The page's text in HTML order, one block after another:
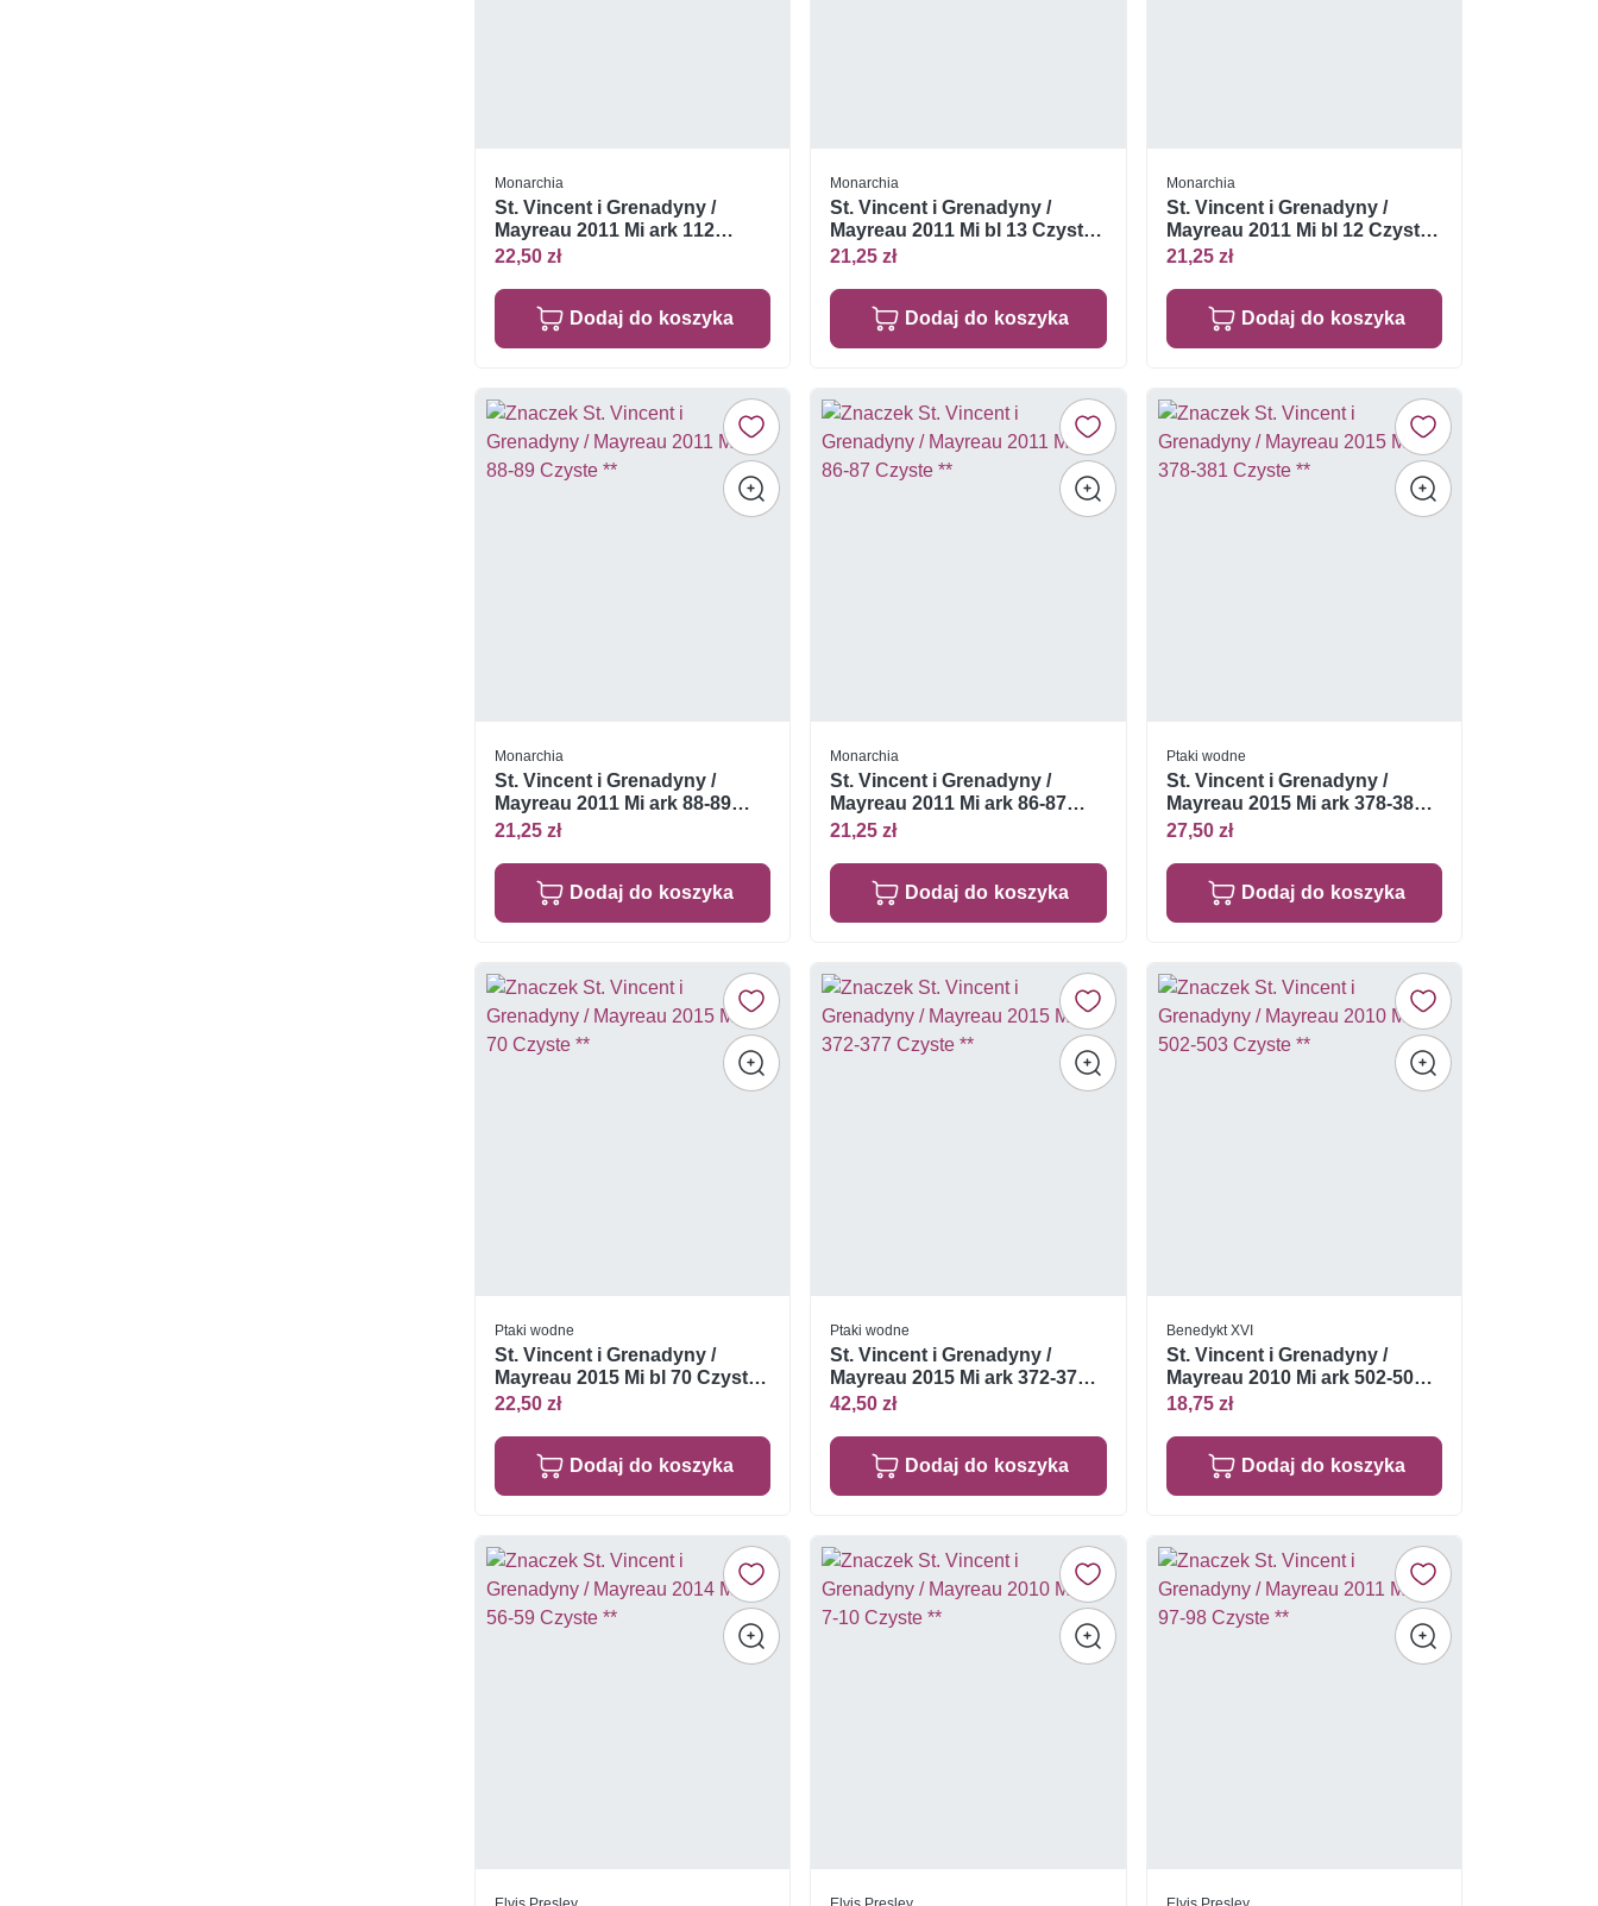
Monarchia
St. Vincent i Grenadyny /
Mayreau 2011 Mi ark 112
Czyste **
22,50 zł
Dodaj do koszyka
Monarchia
St. Vincent i Grenadyny /
Mayreau 2011 Mi bl 13 Czyste
**
21,25 zł
Dodaj do koszyka
Monarchia
St. Vincent i Grenadyny /
Mayreau 2011 Mi bl 12 Czyste
**
21,25 zł
Dodaj do koszyka
Monarchia
St. Vincent i Grenadyny /
Mayreau 2011 Mi ark 88-89
Czyste **
21,25 zł
Dodaj do koszyka
Monarchia
St. Vincent i Grenadyny /
Mayreau 2011 Mi ark 86-87
Czyste **
21,25 zł
Dodaj do koszyka
Ptaki wodne
St. Vincent i Grenadyny /
Mayreau 2015 Mi ark 378-381
Czyste **
27,50 zł
Dodaj do koszyka
Ptaki wodne
St. Vincent i Grenadyny /
Mayreau 2015 Mi bl 70 Czyste
**
22,50 zł
Dodaj do koszyka
Ptaki wodne
St. Vincent i Grenadyny /
Mayreau 2015 Mi ark 372-377
Czyste **
42,50 zł
Dodaj do koszyka
Benedykt XVI
St. Vincent i Grenadyny /
Mayreau 2010 Mi ark 502-503
Czyste **
18,75 zł
Dodaj do koszyka